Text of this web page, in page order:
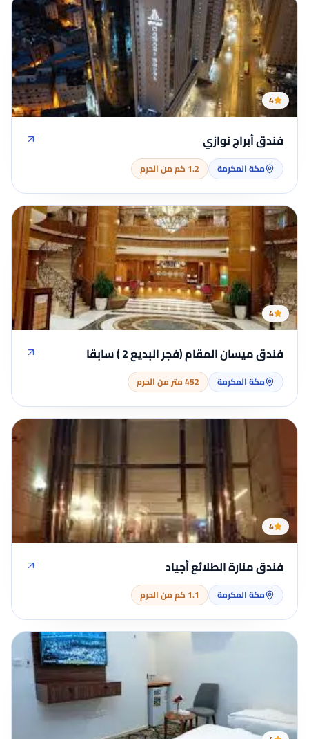
4
فندق أبراج نوازي
مكة المكرمة 1.2 كم من الحرم
4
فندق ميسان المقام (فجر البديع 2 ) سابقا
مكة المكرمة 452 متر من الحرم
4
فندق منارة الطلائع أجياد
مكة المكرمة 1.1 كم من الحرم